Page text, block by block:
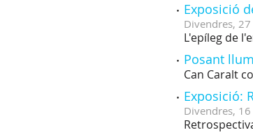
Exposició
Divendres, 27
L'epíleg de
Posant
Can Caralt
Exposició:
Divendres, 16